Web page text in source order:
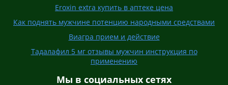
Eroxin extra купить в аптеке цена
Как поднять мужчине потенцию народными средствами
Виагра прием и действие
Тадалафил 5 мг отзывы мужчин инструкция по
применению
Мы в социальных сетях